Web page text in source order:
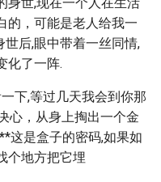
的，可能是老人给我一
后,眼中带着一丝同情,
化了一阵.
下,等过几天我会到你那
心，从身上掏出一个金
**这是盒子的密码,如果如
个地方把它埋